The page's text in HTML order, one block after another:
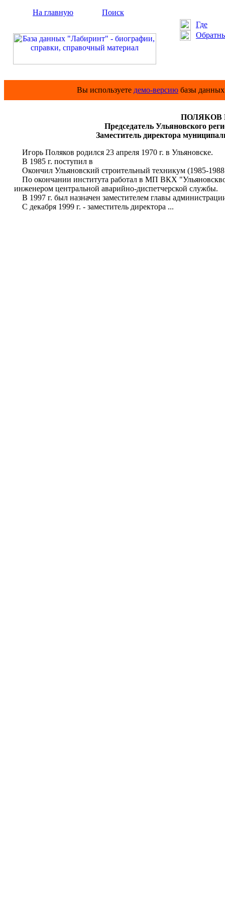
На главную
Поиск
Где
Вы используете демо-версию базы
ПОЛЯКОВ
Председатель Ульяновского
Заместитель директора
Игорь Поляков родился 23 апреля 1970 г. в Ульяновске.
В 1985 г. поступил в
Окончил Ульяновский строительный техникум (1985-
По окончании института работал в МП ВКХ
инженером центральной аварийно-диспетчерской службы.
В 1997 г. был назначен заместителем главы
С декабря 1999 г. - заместитель директора ...